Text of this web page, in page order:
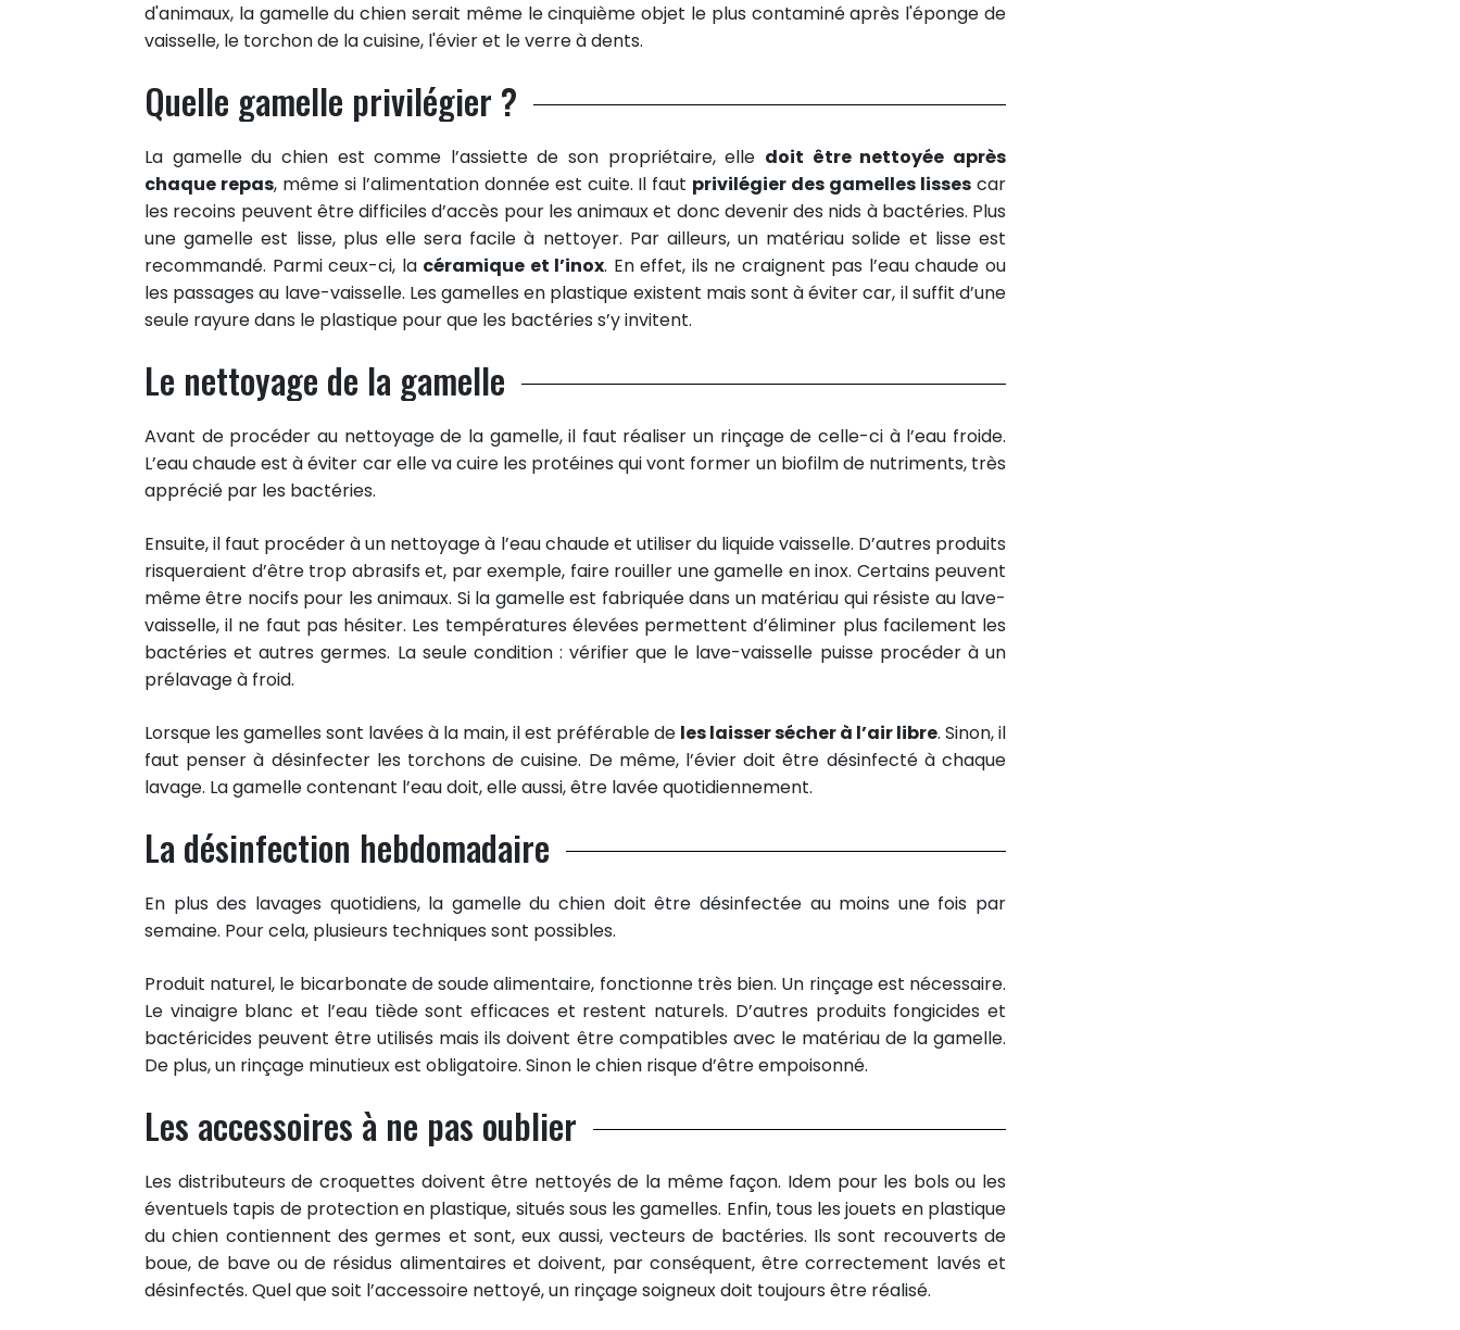
d'animaux, la gamelle du chien serait même le cinquième objet le plus contaminé après l'éponge de
vaisselle, le torchon de la cuisine, l'évier et le verre à dents.
Quelle gamelle privilégier ?
La gamelle du chien est comme l’assiette de son propriétaire, elle doit être nettoyée après
chaque repas, même si l’alimentation donnée est cuite. Il faut privilégier des gamelles lisses car
les recoins peuvent être difficiles d’accès pour les animaux et donc devenir des nids à bactéries. Plus
une gamelle est lisse, plus elle sera facile à nettoyer. Par ailleurs, un matériau solide et lisse est
recommandé. Parmi ceux-ci, la céramique et l’inox. En effet, ils ne craignent pas l’eau chaude ou
les passages au lave-vaisselle. Les gamelles en plastique existent mais sont à éviter car, il suffit d’une
seule rayure dans le plastique pour que les bactéries s’y invitent.
Le nettoyage de la gamelle
Avant de procéder au nettoyage de la gamelle, il faut réaliser un rinçage de celle-ci à l’eau froide.
L’eau chaude est à éviter car elle va cuire les protéines qui vont former un biofilm de nutriments, très
apprécié par les bactéries.
Ensuite, il faut procéder à un nettoyage à l’eau chaude et utiliser du liquide vaisselle. D’autres produits
risqueraient d’être trop abrasifs et, par exemple, faire rouiller une gamelle en inox. Certains peuvent
même être nocifs pour les animaux. Si la gamelle est fabriquée dans un matériau qui résiste au lave-
vaisselle, il ne faut pas hésiter. Les températures élevées permettent d’éliminer plus facilement les
bactéries et autres germes. La seule condition : vérifier que le lave-vaisselle puisse procéder à un
prélavage à froid.
Lorsque les gamelles sont lavées à la main, il est préférable de les laisser sécher à l’air libre. Sinon, il
faut penser à désinfecter les torchons de cuisine. De même, l’évier doit être désinfecté à chaque
lavage. La gamelle contenant l’eau doit, elle aussi, être lavée quotidiennement.
La désinfection hebdomadaire
En plus des lavages quotidiens, la gamelle du chien doit être désinfectée au moins une fois par
semaine. Pour cela, plusieurs techniques sont possibles.
Produit naturel, le bicarbonate de soude alimentaire, fonctionne très bien. Un rinçage est nécessaire.
Le vinaigre blanc et l’eau tiède sont efficaces et restent naturels. D’autres produits fongicides et
bactéricides peuvent être utilisés mais ils doivent être compatibles avec le matériau de la gamelle.
De plus, un rinçage minutieux est obligatoire. Sinon le chien risque d’être empoisonné.
Les accessoires à ne pas oublier
Les distributeurs de croquettes doivent être nettoyés de la même façon. Idem pour les bols ou les
éventuels tapis de protection en plastique, situés sous les gamelles. Enfin, tous les jouets en plastique
du chien contiennent des germes et sont, eux aussi, vecteurs de bactéries. Ils sont recouverts de
boue, de bave ou de résidus alimentaires et doivent, par conséquent, être correctement lavés et
désinfectés. Quel que soit l’accessoire nettoyé, un rinçage soigneux doit toujours être réalisé.